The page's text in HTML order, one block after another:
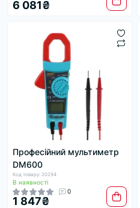
6 081₴
Професійний мультиметр
DM600
Код товару: 20294
В наявності
0
1 847₴